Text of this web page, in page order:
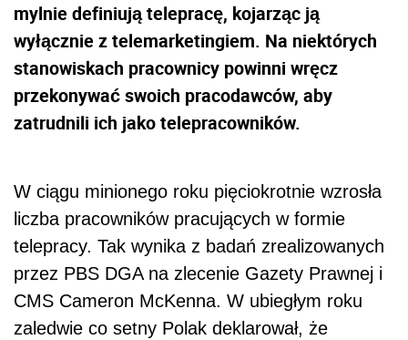
mylnie definiują telepracę, kojarząc ją
wyłącznie z telemarketingiem. Na niektórych
stanowiskach pracownicy powinni wręcz
przekonywać swoich pracodawców, aby
zatrudnili ich jako telepracowników.
W ciągu minionego roku pięciokrotnie wzrosła
liczba pracowników pracujących w formie
telepracy. Tak wynika z badań zrealizowanych
przez PBS DGA na zlecenie Gazety Prawnej i
CMS Cameron McKenna. W ubiegłym roku
zaledwie co setny Polak deklarował, że